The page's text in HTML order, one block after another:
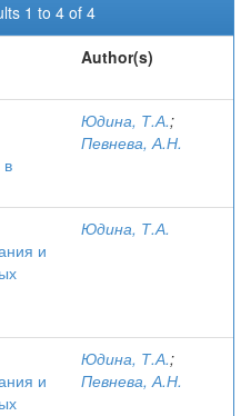
1 to 4 of 4
Author(s)
в
Юдина, Т.А.;
Певнева, А.Н.
и
Юдина, Т.А.
и
Юдина, Т.А.;
Певнева, А.Н.